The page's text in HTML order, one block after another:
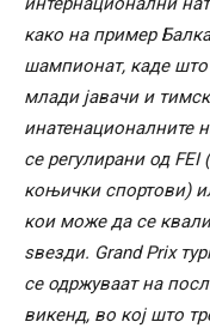
како на пример
шампионат, каде што
млади јавачи и
инатенационалните
се регулирани од
коњички спортови)
кои може да се
ѕвезди. Grand Prix
се одржуваат на
викенд, во кој што